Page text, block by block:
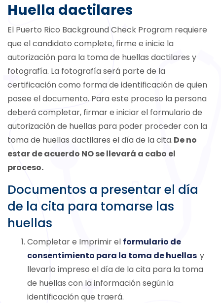
Huella dactilares
El Puerto Rico Background Check Program requiere
que el candidato complete, firme e inicie la
autorización para la toma de huellas dactilares y
fotografía. La fotografía será parte de la
certificación como forma de identificación de quien
posee el documento. Para este proceso la persona
deberá completar, firmar e iniciar el formulario de
autorización de huellas para poder proceder con la
toma de huellas dactilares el día de la cita.De no
estar de acuerdo NO se llevará a cabo el
proceso.
Documentos a presentar el día
de la cita para tomarse las
huellas
Completar e Imprimirel formulario de
consentimiento para la toma de huellas y
llevarlo impreso el día de la cita para la toma
de huellas con la información según la
identificación que traerá.